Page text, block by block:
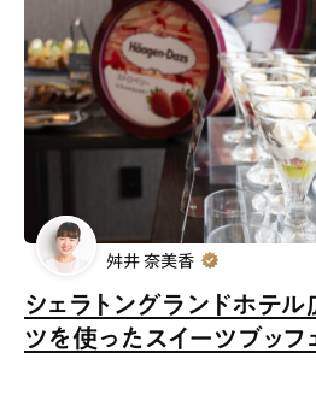
シェラトングランドホテ
ツを使ったスイーツブッフ
舛井 奈美香